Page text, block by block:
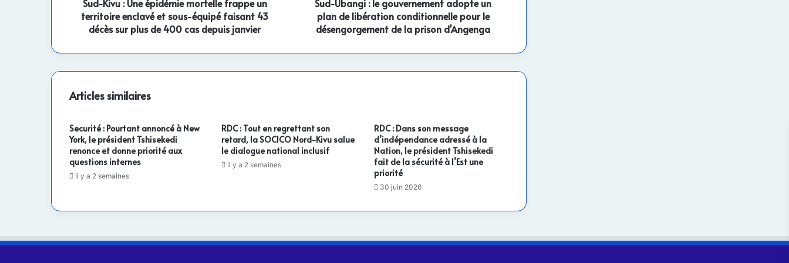
plus
400
cas
depuis
janvier
Sud-Kivu : Une épidémie mortelle frappe un
territoire enclavé et sous-équipé faisant 43
décès sur plus de 400 cas depuis janvier
conditionnelle
Sud-Ubangi : le gouvernement adopte un
plan de libération conditionnelle pour le
désengorgement de la prison d'Angenga
Articles similaires
Securité : Pourtant annoncé à New
York, le président Tshisekedi
renonce et donne priorité aux
questions internes
il y a 2 semaines
RDC : Tout en regrettant son
retard, la SOCICO Nord-Kivu salue
le dialogue national inclusif
il y a 2 semaines
RDC : Dans son message
d’indépendance adressé à la
Nation, le président Tshisekedi
fait de la sécurité à l’Est une
priorité
30 juin 2026